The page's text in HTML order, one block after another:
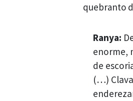
quebranto
Ranya:
enorme,
de
(…)